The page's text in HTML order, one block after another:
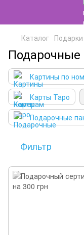
Каталог
Картины по
Карты Таро
Подарочные
Фильтр